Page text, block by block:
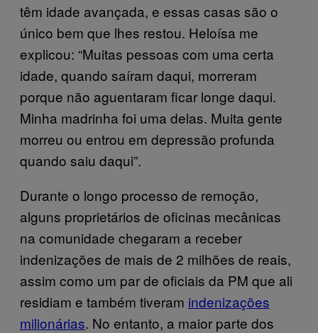
têm idade avançada, e essas casas são o
único bem que lhes restou. Heloísa me
explicou: “Muitas pessoas com uma certa
idade, quando saíram daqui, morreram
porque não aguentaram ficar longe daqui.
Minha madrinha foi uma delas. Muita gente
morreu ou entrou em depressão profunda
quando saiu daqui”.
Durante o longo processo de remoção,
alguns proprietários de oficinas mecânicas
na comunidade chegaram a receber
indenizações de mais de 2 milhões de reais,
assim como um par de oficiais da PM que ali
residiam e também tiveram indenizações
milionárias. No entanto, a maior parte dos